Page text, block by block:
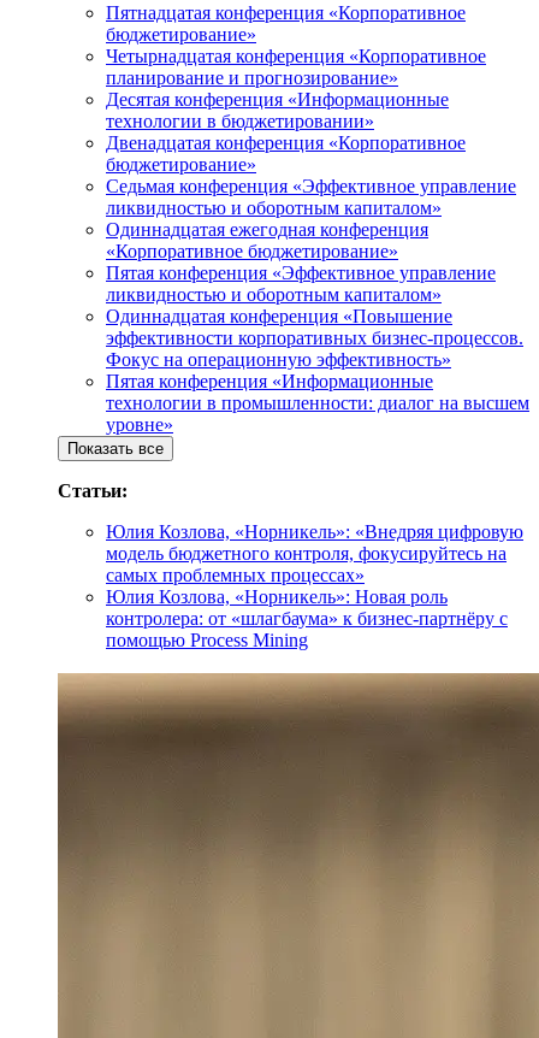
Пятнадцатая конференция «Корпоративное
бюджетирование»
Четырнадцатая конференция «Корпоративное
планирование и прогнозирование»
Десятая конференция «Информационные
технологии в бюджетировании»
Двенадцатая конференция «Корпоративное
бюджетирование»
Седьмая конференция «Эффективное управление
ликвидностью и оборотным капиталом»
Одиннадцатая ежегодная конференция
«Корпоративное бюджетирование»
Пятая конференция «Эффективное управление
ликвидностью и оборотным капиталом»
Одиннадцатая конференция «Повышение
эффективности корпоративных бизнес-процессов.
Фокус на операционную эффективность»
Пятая конференция «Информационные
технологии в промышленности: диалог на высшем
уровне»
Показать все
Статьи:
Юлия Козлова, «Норникель»: «Внедряя цифровую
модель бюджетного контроля, фокусируйтесь на
самых проблемных процессах»
Юлия Козлова, «Норникель»: Новая роль
контролера: от «шлагбаума» к бизнес-партнёру с
помощью Process Mining